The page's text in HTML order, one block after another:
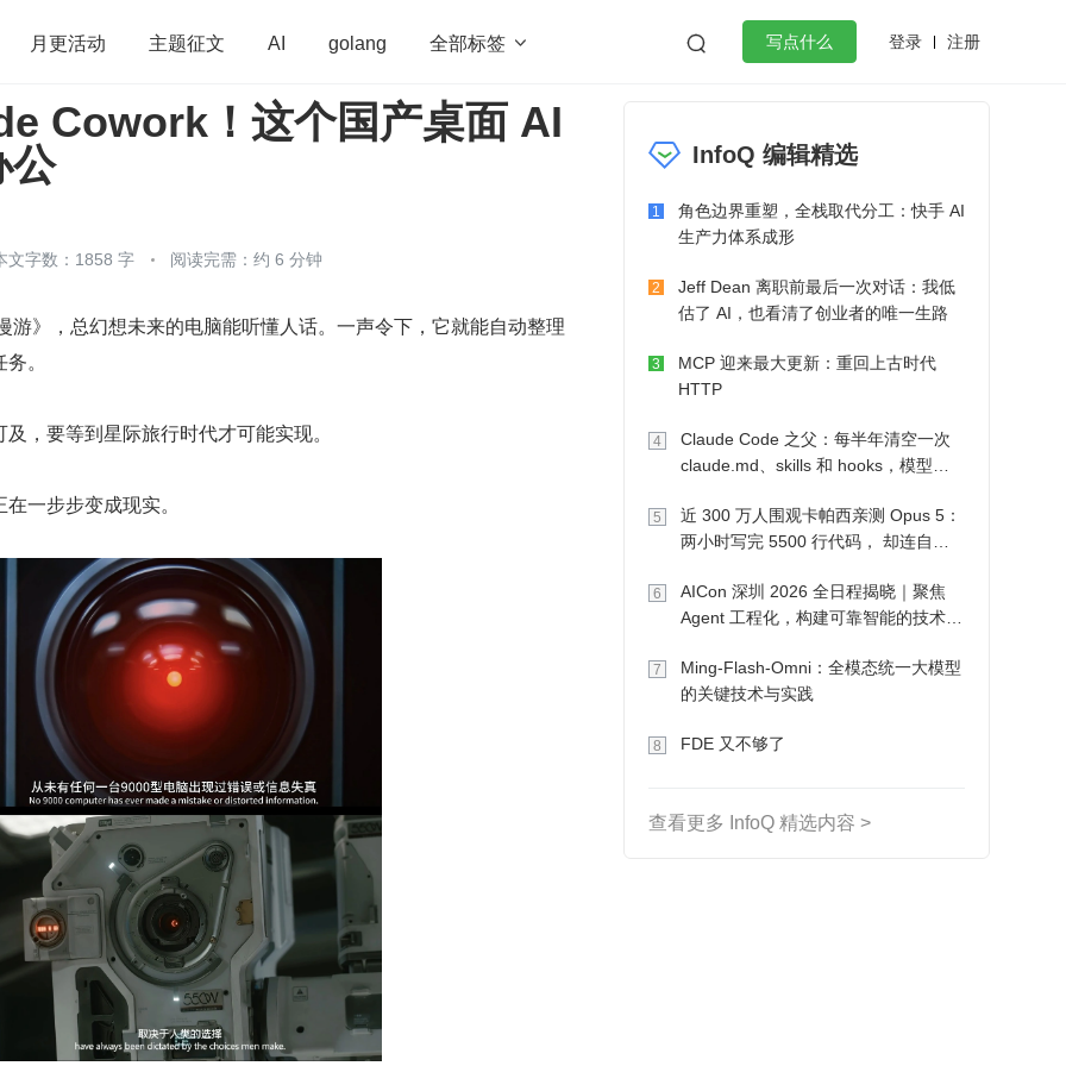
月更活动 主题征文 AI golang 全部标签   写点什么 登录 注册
算法 学习方法 Web3.0 高效工作
员 微服务架构 flutter
Cowork！这个国产桌面 AI
公
文字数：1858 字 阅读完需：约 6 分钟
游》，总幻想未来的电脑能听懂人话。一声令下，它就能自动整理
。
，要等到星际旅行时代才可能实现。
一步步变成现实。
InfoQ 编辑精选
1
角色边界重塑，全栈取代分工：快手 AI
生产力体系成形
2
Jeff Dean 离职前最后一次对话：我低
估了 AI，也看清了创业者的唯一生路
3
MCP 迎来最大更新：重回上古时代
HTTP
4
Claude Code 之父：每半年清空一次
claude.md、skills 和 hooks，模型自
5
近 300 万人围观卡帕西亲测 Opus 5：
两小时写完 5500 行代码， 却连自己
6
AICon 深圳 2026 全日程揭晓｜聚焦
Agent 工程化，构建可靠智能的技术路
7
Ming-Flash-Omni：全模态统一大模型
的关键技术与实践
8 FDE 又不够了
查看更多 InfoQ 精选内容 >